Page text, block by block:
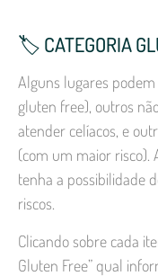
🏷️ CATEGORIA
Alguns lugares
gluten free), outros
atender celíacos, e
(com um maior risco).
tenha a possibilidade
riscos.
Clicando sobre cada
Gluten Free” qual